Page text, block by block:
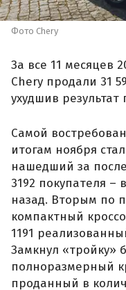
Фото Chery
За все 11 месяцев
Chery продали 31
ухудшив результат
Самой
итогам ноября
нашедший за
3192 покупателя –
назад. Вторым по
компактный
1191
Замкнул «тройку»
полноразмерный
проданный в